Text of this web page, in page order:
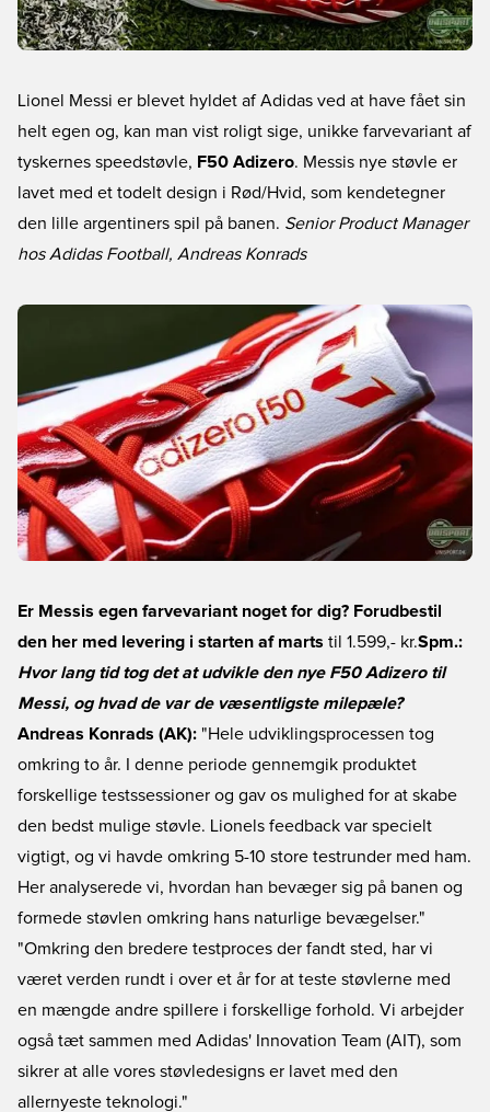
Lionel Messi er blevet hyldet af Adidas ved at have fået sin
helt egen og, kan man vist roligt sige, unikke farvevariant af
tyskernes speedstøvle, F50 Adizero. Messis nye støvle er
lavet med et todelt design i Rød/Hvid, som kendetegner
den lille argentiners spil på banen. Senior Product Manager
hos Adidas Football, Andreas Konrads
Er Messis egen farvevariant noget for dig? Forudbestil
den her med levering i starten af marts til 1.599,- kr.Spm.:
Hvor lang tid tog det at udvikle den nye F50 Adizero til
Messi, og hvad de var de væsentligste milepæle?
Andreas Konrads (AK): "Hele udviklingsprocessen tog
omkring to år. I denne periode gennemgik produktet
forskellige testssessioner og gav os mulighed for at skabe
den bedst mulige støvle. Lionels feedback var specielt
vigtigt, og vi havde omkring 5-10 store testrunder med ham.
Her analyserede vi, hvordan han bevæger sig på banen og
formede støvlen omkring hans naturlige bevægelser."
"Omkring den bredere testproces der fandt sted, har vi
været verden rundt i over et år for at teste støvlerne med
en mængde andre spillere i forskellige forhold. Vi arbejder
også tæt sammen med Adidas' Innovation Team (AIT), som
sikrer at alle vores støvledesigns er lavet med den
allernyeste teknologi."